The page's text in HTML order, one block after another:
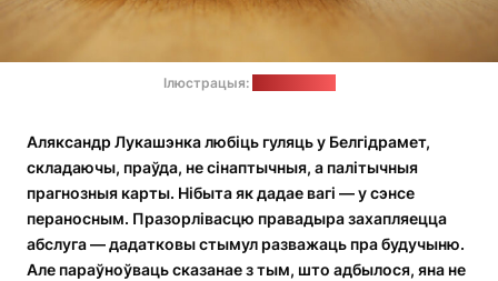
Ілюстрацыя:
Аляксандр Лукашэнка любіць гуляць у Белгідрамет,
складаючы, праўда, не сінаптычныя, а палітычныя
прагнозныя карты. Нібыта як дадае вагі — у сэнсе
пераносным. Празорлівасцю правадыра захапляецца
абслуга — дадатковы стымул разважаць пра будучыню.
Але параўноўваць сказанае з тым, што адбылося, яна не